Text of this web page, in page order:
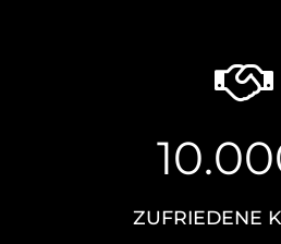
ZUFRIEDENE